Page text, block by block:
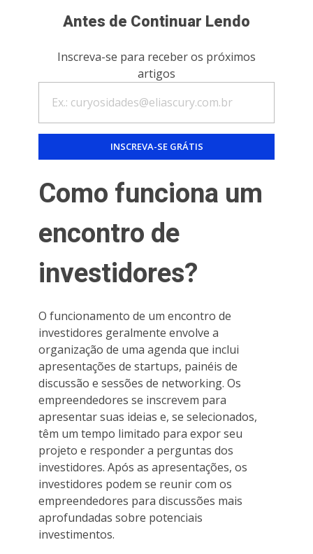
Antes de Continuar Lendo
Inscreva-se para receber os próximos
artigos
Como funciona um
encontro de
investidores?
O funcionamento de um encontro de
investidores geralmente envolve a
organização de uma agenda que inclui
apresentações de startups, painéis de
discussão e sessões de networking. Os
empreendedores se inscrevem para
apresentar suas ideias e, se selecionados,
têm um tempo limitado para expor seu
projeto e responder a perguntas dos
investidores. Após as apresentações, os
investidores podem se reunir com os
empreendedores para discussões mais
aprofundadas sobre potenciais
investimentos.